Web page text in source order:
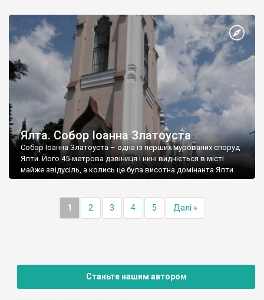
Ялта. Собор Іоанна Златоуста
Собор Іоанна Златоуста – одна із перших мурованих споруд
Ялти. Його 45-метрова дзвіниця і нині видніється в місті
майже звідусіль, а колись це була висотна домінанта Ялти.
1 2 3 4 5 Далі »
Станьте нашим автором